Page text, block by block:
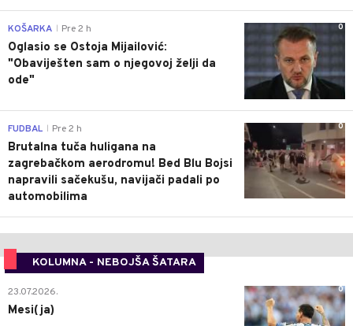
0
KOŠARKA Pre 2 h
Oglasio se Ostoja Mijailović:
"Obaviješten sam o njegovoj želji da
ode"
0
FUDBAL Pre 2 h
Brutalna tuča huligana na
zagrebačkom aerodromu! Bed Blu Bojsi
napravili sačekušu, navijači padali po
automobilima
KOLUMNA - NEBOJŠA ŠATARA
0
23.07.2026.
Mesi(ja)